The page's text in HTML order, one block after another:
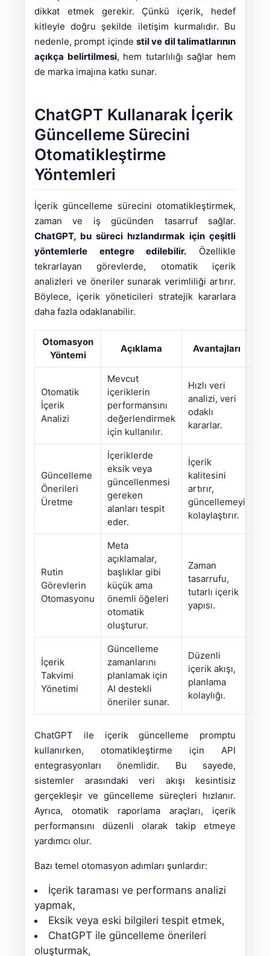
dikkat etmek gerekir. Çünkü içerik, hedef
kitleyle doğru şekilde iletişim kurmalıdır. Bu
nedenle, prompt içinde stil ve dil talimatlarının
açıkça belirtilmesi, hem tutarlılığı sağlar hem
de marka imajına katkı sunar.
ChatGPT Kullanarak İçerik
Güncelleme Sürecini
Otomatikleştirme
Yöntemleri
İçerik güncelleme sürecini otomatikleştirmek,
zaman ve iş gücünden tasarruf sağlar.
ChatGPT, bu süreci hızlandırmak için çeşitli
yöntemlerle entegre edilebilir. Özellikle
tekrarlayan görevlerde, otomatik içerik
analizleri ve öneriler sunarak verimliliği artırır.
Böylece, içerik yöneticileri stratejik kararlara
daha fazla odaklanabilir.
Otomasyon
Yöntemi
Açıklama Avantajları
Otomatik
İçerik
Analizi
Mevcut
içeriklerin
performansını
değerlendirmek
için kullanılır.
Hızlı veri
analizi, veri
odaklı
kararlar.
Güncelleme
Önerileri
Üretme
İçeriklerde
eksik veya
güncellenmesi
gereken
alanları tespit
eder.
İçerik
kalitesini
artırır,
güncellemeyi
kolaylaştırır.
Rutin
Görevlerin
Otomasyonu
Meta
açıklamalar,
başlıklar gibi
küçük ama
önemli öğeleri
otomatik
oluşturur.
Zaman
tasarrufu,
tutarlı içerik
yapısı.
İçerik
Takvimi
Yönetimi
Güncelleme
zamanlarını
planlamak için
AI destekli
öneriler sunar.
Düzenli
içerik akışı,
planlama
kolaylığı.
ChatGPT ile içerik güncelleme promptu
kullanırken, otomatikleştirme için API
entegrasyonları önemlidir. Bu sayede,
sistemler arasındaki veri akışı kesintisiz
gerçekleşir ve güncelleme süreçleri hızlanır.
Ayrıca, otomatik raporlama araçları, içerik
performansını düzenli olarak takip etmeye
yardımcı olur.
Bazı temel otomasyon adımları şunlardır:
İçerik taraması ve performans analizi
yapmak,
Eksik veya eski bilgileri tespit etmek,
ChatGPT ile güncelleme önerileri
oluşturmak,